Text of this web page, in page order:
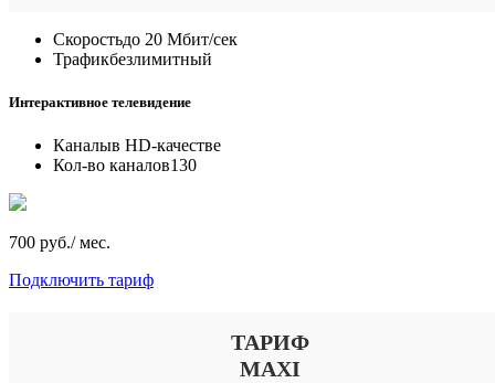
Скоростьдо 20 Мбит/сек
Трафикбезлимитный
Интерактивное телевидение
Каналыв HD-качестве
Кол-во каналов130
700 руб./ мес.
Подключить тариф
ТАРИФ
MAXI